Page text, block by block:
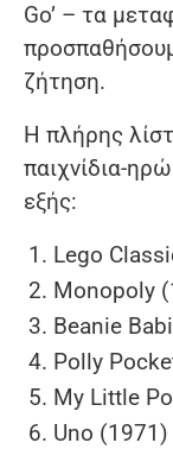
Go’ – τα
ζήτηση.
Η πλήρης
παιχνίδια-
εξής:
Lego
Monopoly
Beanie
Polly
My Little
Uno (1971)